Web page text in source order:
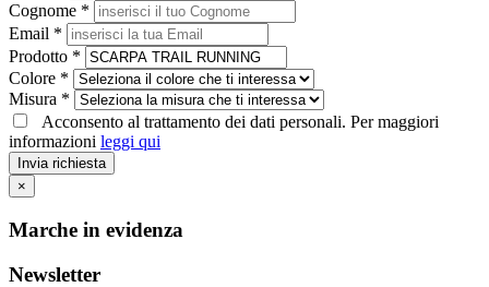
Cognome *
Email *
Prodotto *
Colore *
Misura *
Acconsento al trattamento dei dati personali. Per maggiori
informazioni leggi qui
Invia richiesta
×
Marche in evidenza
Newsletter